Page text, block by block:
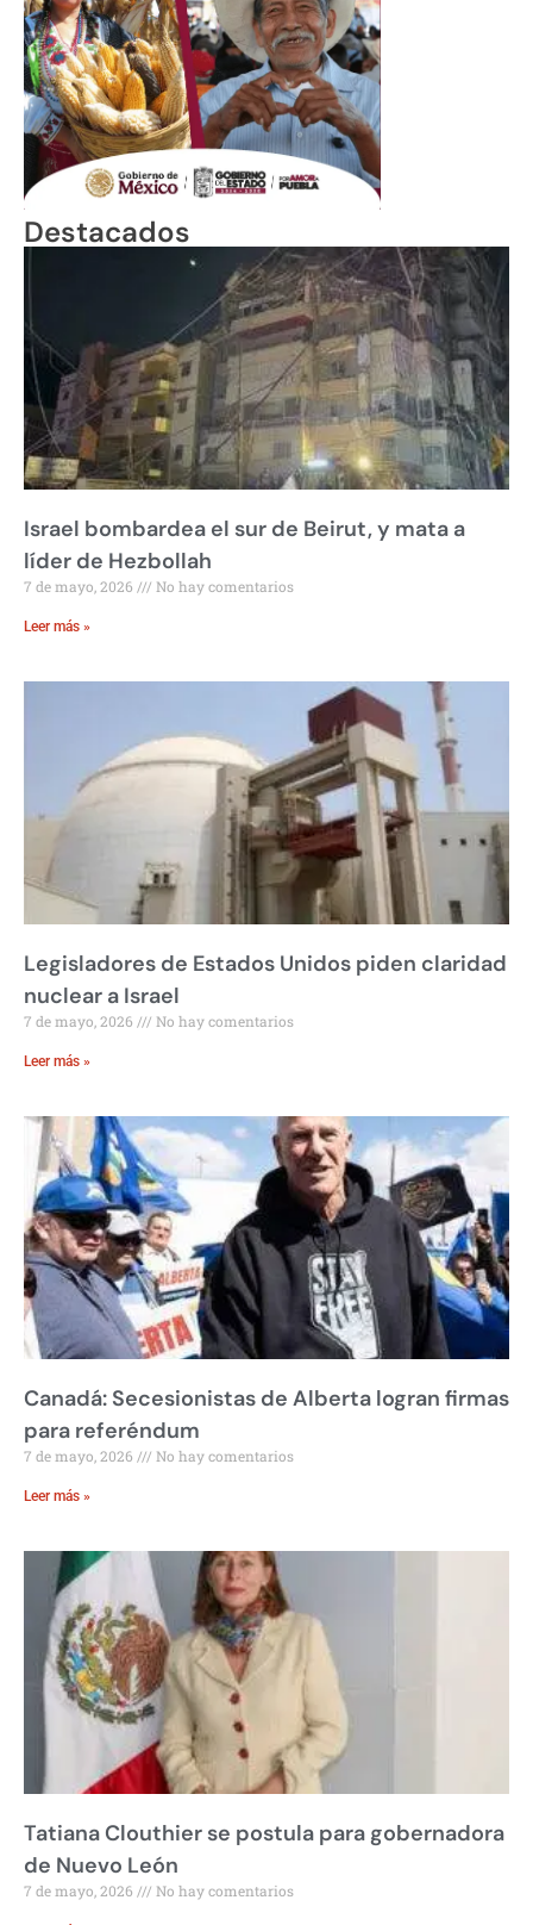
Destacados
Israel bombardea el sur de Beirut, y mata a
líder de Hezbollah
7 de mayo, 2026 No hay comentarios
Leer más »
Legisladores de Estados Unidos piden claridad
nuclear a Israel
7 de mayo, 2026 No hay comentarios
Leer más »
Canadá: Secesionistas de Alberta logran firmas
para referéndum
7 de mayo, 2026 No hay comentarios
Leer más »
Tatiana Clouthier se postula para gobernadora
de Nuevo León
7 de mayo, 2026 No hay comentarios